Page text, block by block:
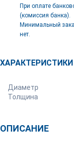
При оплате
(комиссия банка).
Минимальный
нет.
ХАРАКТЕРИСТИКИ
Диаметр
Толщина
ОПИСАНИЕ